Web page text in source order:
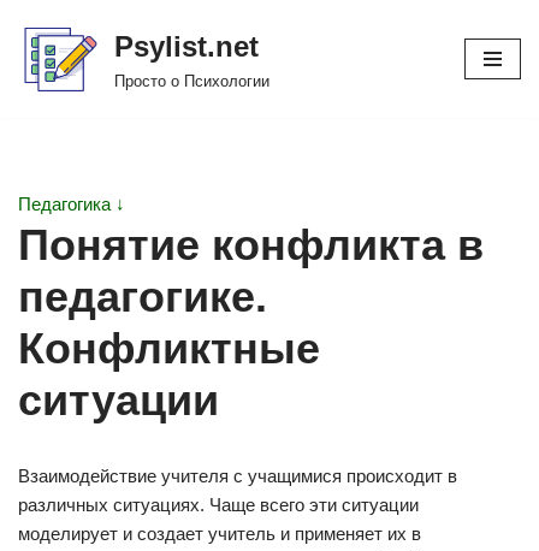
Перейти
Psylist.net
Просто о Психологии
Педагогика ↓
Понятие конфликта в
педагогике.
Конфликтные
ситуации
Взаимодействие учителя с учащимися происходит в
различных ситуациях. Чаще всего эти ситуации
моделирует и создает учитель и применяет их в